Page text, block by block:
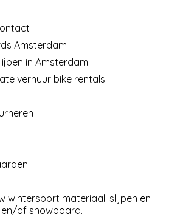
Amsterdam
in Amsterdam
verhuur bike rentals
wintersport materiaal: slijpen en
en/of snowboard.